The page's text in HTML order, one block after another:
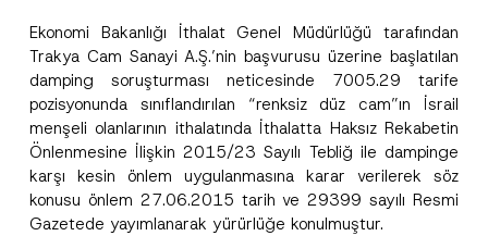
Ekonomi Bakanlığı İthalat Genel Müdürlüğü tarafından
Trakya Cam Sanayi A.Ş.’nin başvurusu üzerine başlatılan
damping soruşturması neticesinde 7005.29 tarife
pozisyonunda sınıflandırılan “renksiz düz cam”ın İsrail
menşeli olanlarının ithalatında İthalatta Haksız Rekabetin
Önlenmesine İlişkin 2015/23 Sayılı Tebliğ ile dampinge
karşı kesin önlem uygulanmasına karar verilerek söz
konusu önlem 27.06.2015 tarih ve 29399 sayılı Resmi
Gazetede yayımlanarak yürürlüğe konulmuştur.